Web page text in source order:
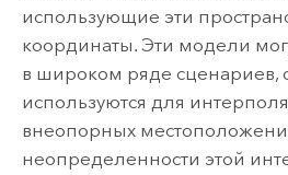
использующие эти
координаты. Эти модели
в широком ряде сценариев,
используются для
внеопорных
неопределенности этой